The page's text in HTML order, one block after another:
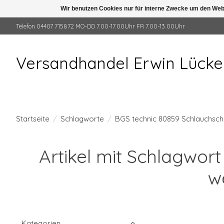
Telefon 04407 715872 MO-DO 7.00-17.00Uhr FR 7.00-13.00Uhr
Versandhandel Erwin
Startseite / Schlagworte / BGS technic 80859
Artikel mit
Wir benutzen Cookies nur für interne Zwecke um den